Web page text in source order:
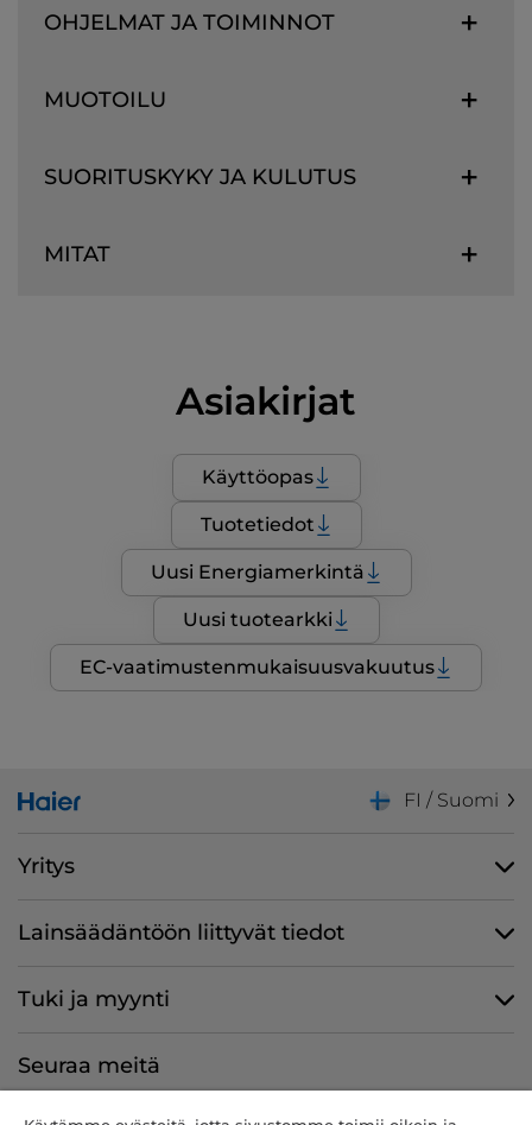
OHJELMAT JA TOIMINNOT
MUOTOILU
SUORITUSKYKY JA KULUTUS
MITAT
Asiakirjat
Käyttöopas
Tuotetiedot
Uusi Energiamerkintä
Uusi tuotearkki
EC-vaatimustenmukaisuusvakuutus
FI / Suomi
Yritys
Lainsäädäntöön liittyvät tiedot
Tuki ja myynti
Seuraa meitä